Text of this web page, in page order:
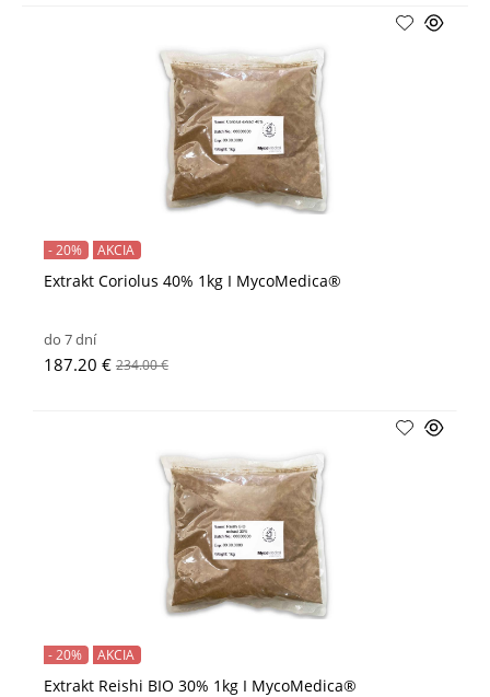
Extrakt Coriolus 40% 1kg I MycoMedica®
- 20% AKCIA
do 7 dní
187.20 € 234.00 €
Extrakt Reishi BIO 30% 1kg I MycoMedica®
- 20% AKCIA